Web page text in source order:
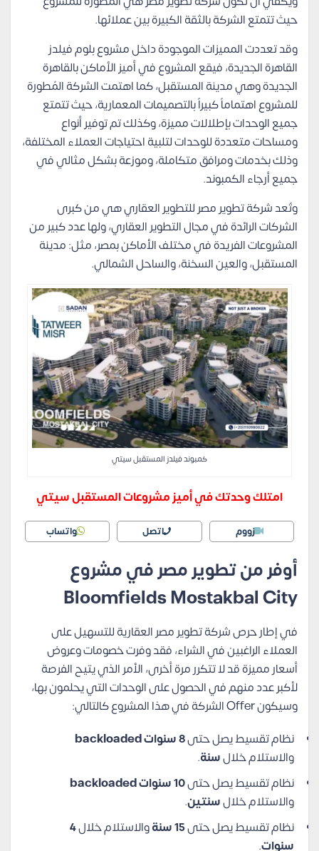
حيث تتمتع الشركة بالثقة الكبيرة بين عملائها.
وقد تعددت المميزات الموجودة داخل مشروع بلوم فيلدز
القاهرة الجديدة، فيقع المشروع في أميز الأماكن بالقاهرة
الجديدة وهي مدينة المستقبل، كما اهتمت الشركة المُطورة
للمشروع اهتماماً كبيراً بالتصميمات المعمارية، حيث تتمتع
جميع الوحدات بإطلالات مميزة، وكذلك تم توفير أنواع
ومساحات متعددة للوحدات لتلبية احتياجات العملاء المختلفة،
وذلك بخدمات ومرافق متكاملة، وموزعة بشكل مثالي في
جميع أرجاء الكمبوند.
وتُعد شركة تطوير مصر للتطوير العقاري هي من كبرى
الشركات الرائدة في مجال التطوير العقاري، ولها عدد كبير من
المشروعات الفريدة في مختلف الأماكن بمصر، مثل: مدينة
المستقبل، والعين السخنة، والساحل الشمالي.
كمبوند فيلدز المستقبل سيتي
امتلك وحدتك في أميز مشروعات المستقبل سيتي
زووم اتصل واتساب
أوفر من تطوير مصر في مشروع
Bloomfields Mostakbal City
في إطار حرص شركة تطوير مصر العقارية للتسهيل على
العملاء الراغبين في الشراء، فقد وفرت خصومات وعروض
أسعار مميزة قد لا تتكرر مرة أخرى، الأمر الذي يتيح الفرصة
لأكبر عدد منهم في الحصول على الوحدات التي يحلمون بها،
وسيكون Offer الشركة في هذا المشروع كالتالي:
نظام تقسيط يصل حتى8 سنوات backloaded
والاستلام خلالسنة.
نظام تقسيط يصل حتى10 سنوات backloaded
والاستلام خلالسنتين.
نظام تقسيط يصل حتى15 سنة والاستلام خلال4
سنوات.